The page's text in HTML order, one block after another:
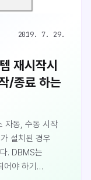
2019. 7. 29.
재시작시
/종료 하는
자동, 수동 시작
설치된 경우
. DBMS는
야 하기